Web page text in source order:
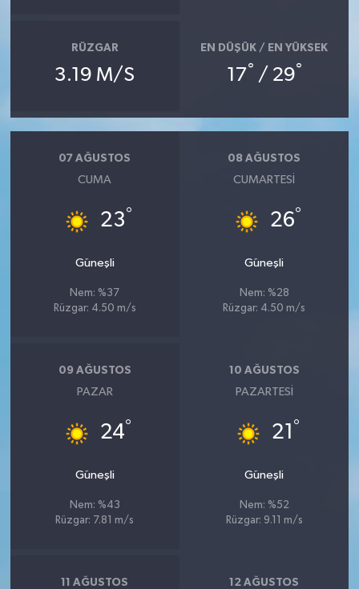
RÜZGAR
3.19 M/S
EN DÜŞÜK / EN YÜKSEK
17° / 29°
07 AĞUSTOS
CUMA
23°
Güneşli
Nem: %37
Rüzgar: 4.50 m/s
08 AĞUSTOS
CUMARTESI
26°
Güneşli
Nem: %28
Rüzgar: 4.50 m/s
09 AĞUSTOS
PAZAR
24°
Güneşli
Nem: %43
Rüzgar: 7.81 m/s
10 AĞUSTOS
PAZARTESI
21 °
Güneşli
Nem: %52
Rüzgar: 9.11 m/s
11 AĞUSTOS 12 AĞUSTOS